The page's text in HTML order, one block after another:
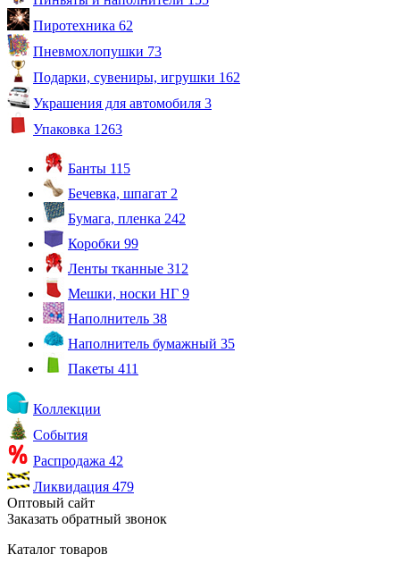
Пиротехника 62
Пневмохлопушки 73
Подарки, сувениры, игрушки 162
Украшения для автомобиля 3
Упаковка 1263
Банты 115
Бечевка, шпагат 2
Бумага, пленка 242
Коробки 99
Ленты тканные 312
Мешки, носки НГ 9
Наполнитель 38
Наполнитель бумажный 35
Пакеты 411
Коллекции
События
Распродажа 42
Ликвидация 479
Оптовый сайт
Заказать обратный звонок
Каталог товаров